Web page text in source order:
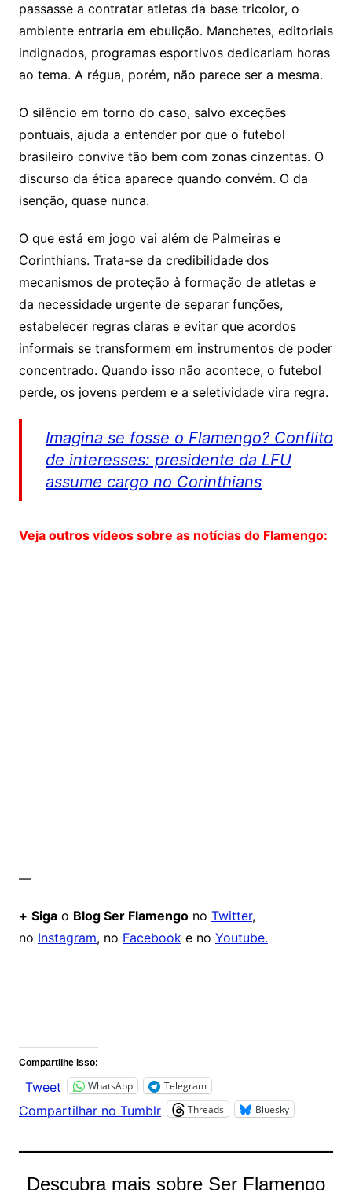
passasse a contratar atletas da base tricolor, o
ambiente entraria em ebulição. Manchetes, editoriais
indignados, programas esportivos dedicariam horas
ao tema. A régua, porém, não parece ser a mesma.
O silêncio em torno do caso, salvo exceções
pontuais, ajuda a entender por que o futebol
brasileiro convive tão bem com zonas cinzentas. O
discurso da ética aparece quando convém. O da
isenção, quase nunca.
O que está em jogo vai além de Palmeiras e
Corinthians. Trata-se da credibilidade dos
mecanismos de proteção à formação de atletas e
da necessidade urgente de separar funções,
estabelecer regras claras e evitar que acordos
informais se transformem em instrumentos de poder
concentrado. Quando isso não acontece, o futebol
perde, os jovens perdem e a seletividade vira regra.
Imagina se fosse o Flamengo? Conflito
de interesses: presidente da LFU
assume cargo no Corinthians
Veja outros vídeos sobre as notícias do Flamengo:
—
+ Sigao Blog Ser Flamengono Twitter,
no Instagram, no Facebooke no Youtube.
Compartilhe isso:
Tweet WhatsApp Telegram
Compartilhar no Tumblr Threads Bluesky
Descubra mais sobre Ser Flamengo